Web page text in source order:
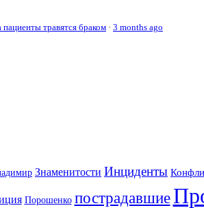
травятся браком · 3 months ago
Знаменитости Инциденты
Порошенко пострадавшие